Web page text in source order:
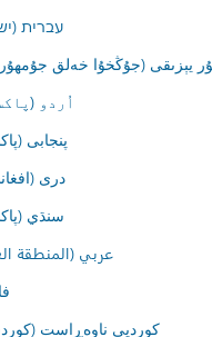
עברית
يېزىقى (جۇڭخۇا خەلق
اُردو
پنجابی
درى
سنڌي
عربي (المنطقة
کوردیی ناوەڕاست